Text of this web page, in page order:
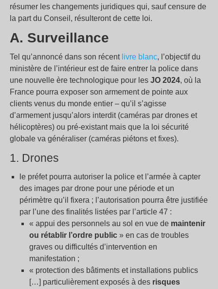
résumer les changements juridiques qui, sauf censure de
la part du Conseil, résulteront de cette loi.
A. Surveillance
Tel qu’annoncé dans son récent livre blanc, l’objectif du
ministère de l’intérieur est de faire entrer la police dans
une nouvelle ère technologique pour les JO 2024, où la
France pourra exposer son armement de pointe aux
clients venus du monde entier – qu’il s’agisse
d’armement jusqu’alors interdit (caméras par drones et
hélicoptères) ou pré-existant mais que la loi sécurité
globale va généraliser (caméras piétons et fixes).
1. Drones
le préfet pourra autoriser la police et l’armée à capter
des images par drone pour une période et un
périmètre qu’il fixera ; l’autorisation pourra être justifiée
par l’une des finalités listées par l’article 47 :
« appui des personnels au sol en vue de maintenir
ou rétablir l’ordre public » en cas de troubles
graves ou difficultés d’intervention en
manifestation ;
« protection des bâtiments et installations publics
[…] particulièrement exposés à des risques